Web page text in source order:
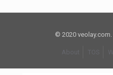
© 2020
About TOS